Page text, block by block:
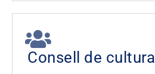
Consell de cultura